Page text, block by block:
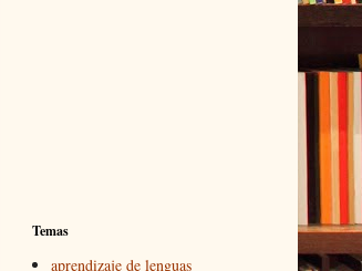
Temas
aprendizaje de lenguas